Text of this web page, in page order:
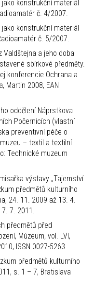
konstrukční materiál
č. 4/2007.
jako konstrukční materiál
č. 5/2007.
Valdštejna a jeho doba
sbírkové předměty.
konferencie Ochrana a
Martin 2008, EAN
oddělení Náprstkova
Počernicích (vlastní
preventivní péče o
– textil a textilní
Technické muzeum
výstavy „Tajemství
předmětů kulturního
24. 11. 2009 až 13. 4.
7. 2011.
předmětů před
Múzeum, vol. LVI,
ISSN 0027-5263.
předmětů kulturního
s. 1 – 7, Bratislava